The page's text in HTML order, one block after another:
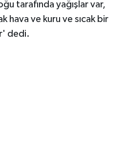
tarafında yağışlar var,
hava ve kuru ve sıcak bir
dedi.